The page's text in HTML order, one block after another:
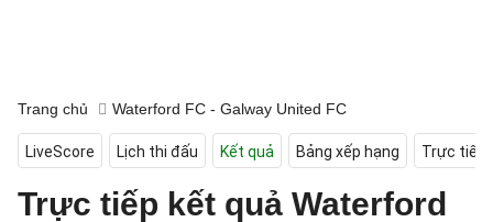
Trang chủ Waterford FC - Galway United FC
LiveScore Lịch thi đấu Kết quả Bảng xếp hạng Trực tiếp
Trực tiếp kết quả Waterford